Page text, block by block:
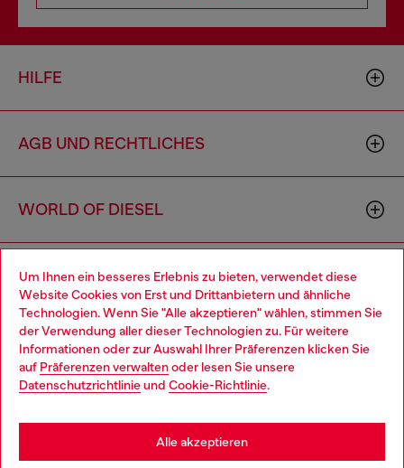
Um Ihnen ein besseres Erlebnis zu bieten, verwendet diese
Website Cookies von Erst und Drittanbietern und ähnliche
Technologien. Wenn Sie "Alle akzeptieren" wählen, stimmen Sie
der Verwendung aller dieser Technologien zu. Für weitere
Informationen oder zur Auswahl Ihrer Präferenzen klicken Sie
auf Präferenzen verwaltenoder lesen Sie unsere
Datenschutzrichtlinieund Cookie-Richtlinie.
Alle akzeptieren
HILFE
AGB UND RECHTLICHES
WORLD OF DIESEL
CORPORATE
Country: DE Language: DE
Choose your location
You are currently browsing Deutschland website, but it seems
you may be based in United States